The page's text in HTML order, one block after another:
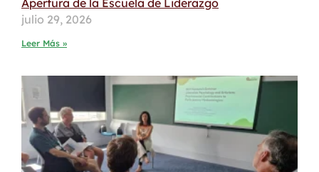
Apertura de la Escuela de Liderazgo
julio 29, 2026
Leer Más »